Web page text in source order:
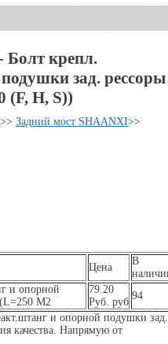
Болт крепл.
зад. рессоры
(F, Н, S))
>> Задний мост SHAANXI>>
Цена
В
и опорной
(L=250 М2
79.20
Руб. руб
94
и опорной подушки зад.
качества. Напрямую от